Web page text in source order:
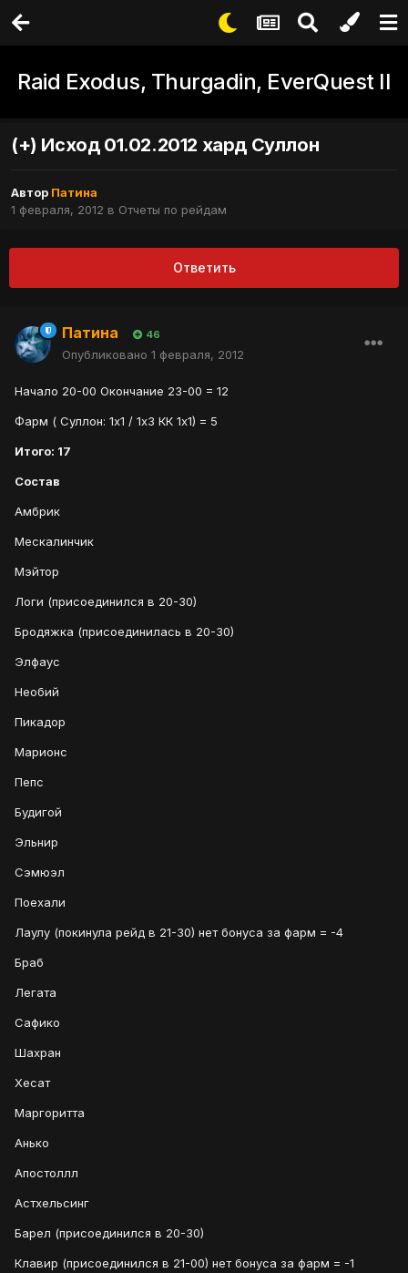
Raid Exodus, Thurgadin, EverQuest II
(+) Исход 01.02.2012 хард Суллон
Автор Патина
1 февраля, 2012 в Отчеты по рейдам
Ответить
Патина 46
Опубликовано 1 февраля, 2012
Начало 20-00 Окончание 23-00 = 12
Фарм ( Суллон: 1х1 / 1х3 КК 1х1) = 5
Итого: 17
Состав
Амбрик
Мескалинчик
Мэйтор
Логи (присоединился в 20-30)
Бродяжка (присоединилась в 20-30)
Элфаус
Необий
Пикадор
Марионс
Пепс
Будигой
Эльнир
Сэмюэл
Поехали
Лаулу (покинула рейд в 21-30) нет бонуса за фарм = -4
Браб
Легата
Сафико
Шахран
Хесат
Маргоритта
Анько
Апостоллл
Астхельсинг
Барел (присоединился в 20-30)
Клавир (присоединился в 21-00) нет бонуса за фарм = -1